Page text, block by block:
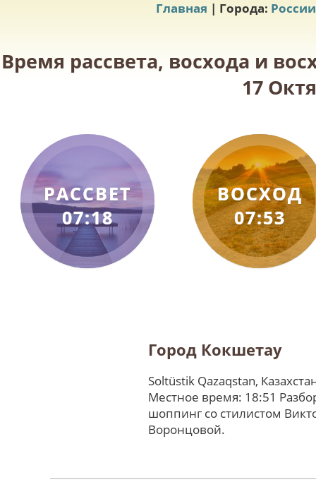
Главная | Города: России
Время рассвета, восхода и
17
РАССВЕТ
07:18
ВОСХОД
07:53
Город Кокшетау
Soltüstik Qazaqstan,
Местное время: 18:51
шоппинг со стилистом
Воронцовой.